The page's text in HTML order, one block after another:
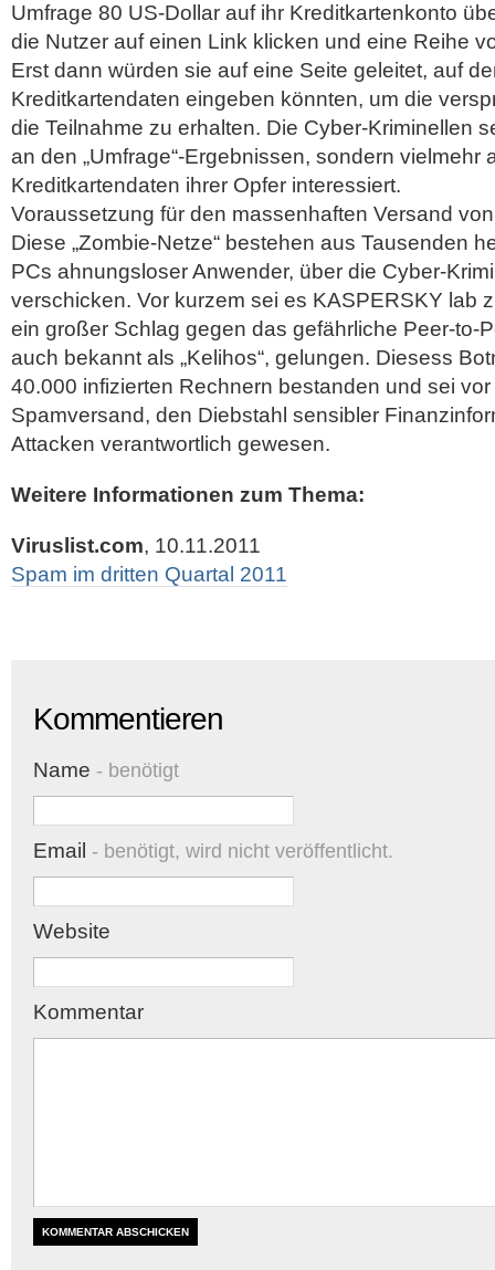
Umfrage 80 US-Dollar auf ihr Kreditkartenkonto
die Nutzer auf einen Link klicken und eine Reihe
Erst dann würden sie auf eine Seite geleitet, auf
Kreditkartendaten eingeben könnten, um die
die Teilnahme zu erhalten. Die Cyber-Kriminellen
an den „Umfrage“-Ergebnissen, sondern vielmehr
Kreditkartendaten ihrer Opfer interessiert.
Voraussetzung für den massenhaften Versand
Diese „Zombie-Netze“ bestehen aus Tausenden
PCs ahnungsloser Anwender, über die Cyber-
verschicken. Vor kurzem sei es KASPERSKY lab
ein großer Schlag gegen das gefährliche Peer-to-
auch bekannt als „Kelihos“, gelungen. Diesess
40.000 infizierten Rechnern bestanden und sei vor
Spamversand, den Diebstahl sensibler
Attacken verantwortlich gewesen.
Weitere Informationen zum Thema:
Viruslist.com, 10.11.2011
Spam im dritten Quartal 2011
Kommentieren
Name - benötigt
Email - benötigt, wird nicht veröffentlicht.
Website
Kommentar